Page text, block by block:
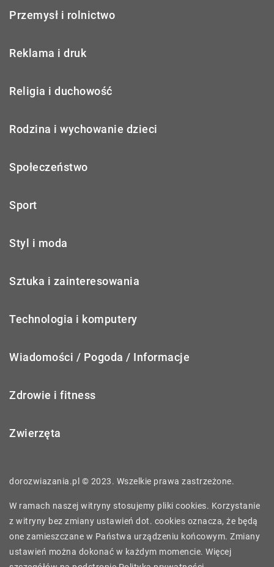
Przemysł i rolnictwo
Reklama i druk
Religia i duchowość
Rodzina i wychowanie dzieci
Społeczeństwo
Sport
Styl i moda
Sztuka i zainteresowania
Technologia i komputery
Wiadomości / Pogoda / Informacje
Zdrowie i fitness
Zwierzęta
dorozwiazania.pl © 2023. Wszelkie prawa zastrzeżone.
W ramach naszej witryny stosujemy pliki cookies. Korzystanie
z witryny bez zmiany ustawień dot. cookies oznacza, że będą
one zamieszczane w Państwa urządzeniu końcowym. Zmiany
ustawień można dokonać w każdym momencie. Więcej